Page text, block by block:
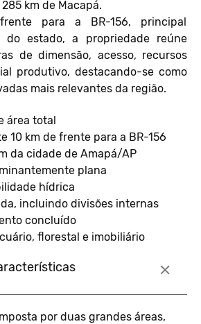
km de Macapá.
para a BR-156, principal
do estado, a propriedade reúne
de dimensão, acesso, recursos
produtivo, destacando-se como
mais relevantes da região.
área total
10 km de frente para a BR-156
da cidade de Amapá/AP
plana
hídrica
incluindo divisões internas
concluído
florestal e imobiliário
por duas grandes áreas,